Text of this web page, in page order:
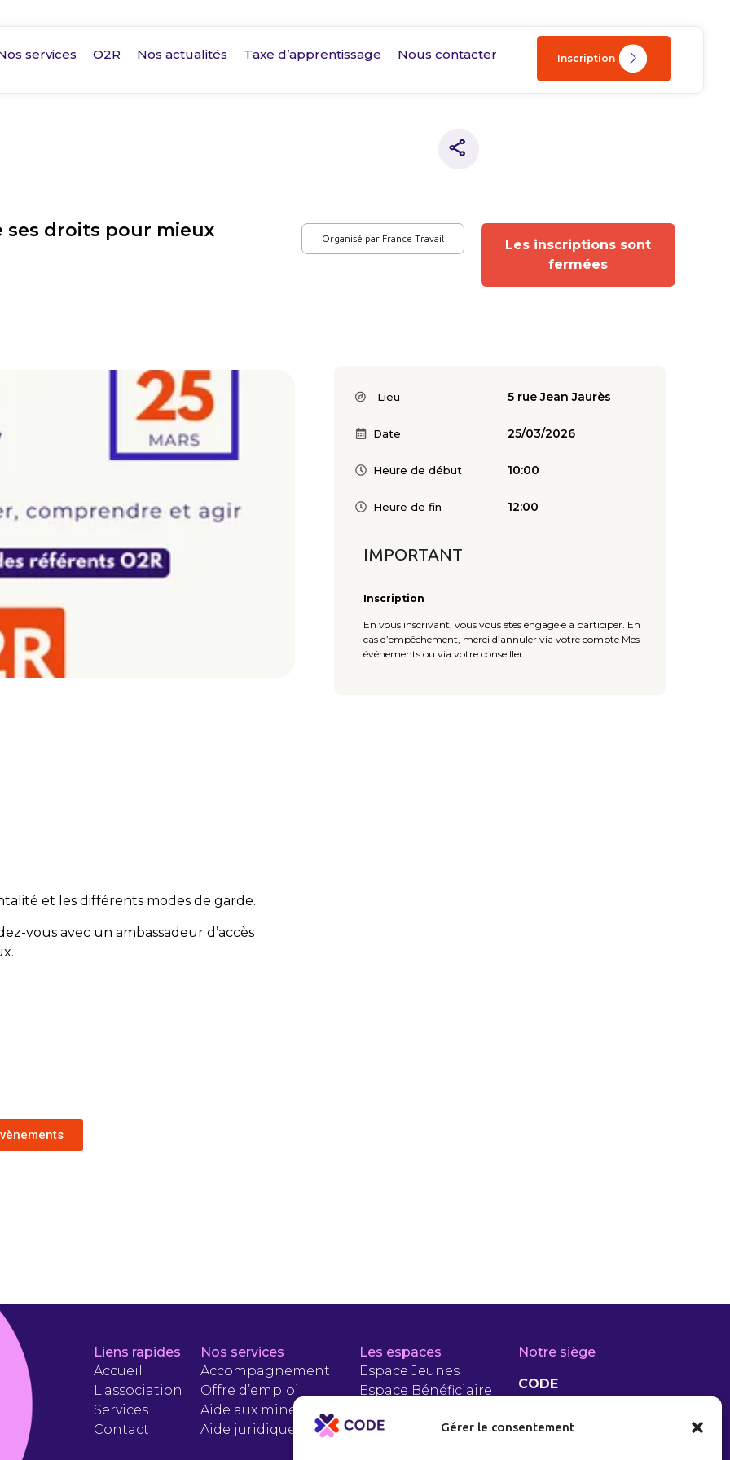
Gérer le consentement
services O2R Nos actualités Taxe d’apprentissage Nous contacter Inscription
ses droits pour mieux
Organisé par France Travail
Les inscriptions sont
fermées
et les différents modes de garde.
vous avec un ambassadeur d’accès
Lieu 5 rue Jean Jaurès
Date 25/03/2026
Heure de début 10:00
Heure de fin 12:00
IMPORTANT
Inscription
En vous inscrivant, vous vous êtes engagé·e à participer. En
cas d’empêchement, merci d’annuler via votre compte Mes
événements ou via votre conseiller.
Liens rapides
Accueil
L'association
Services
Contact
Nos services
Accompagnement
Offre d’emploi
Aide aux mineurs
Aide juridique
Les espaces
Espace Jeunes
Espace Bénéficiaire
Espace PLIE
Notre siège
CODE
93200 Saint-Denis